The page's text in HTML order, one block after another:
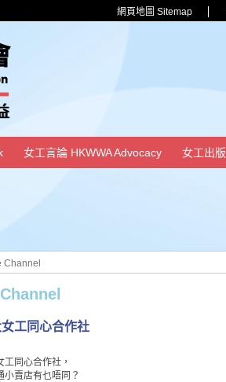
網頁地圖 Sitemap
女工言論 HKWWA Advocacy 女工出版
Channel
工同心合作社
工同心合作社，
小賣店有乜唔同？